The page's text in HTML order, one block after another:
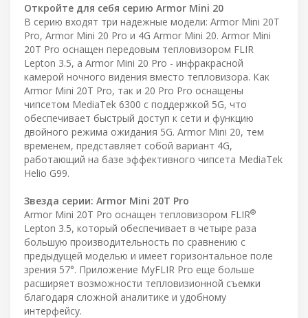
Откройте для себя серию Armor Mini 20
В серию входят три надежные модели: Armor Mini 20T
Pro, Armor Mini 20 Pro и 4G Armor Mini 20. Armor Mini
20T Pro оснащен передовым тепловизором FLIR
Lepton 3.5, а Armor Mini 20 Pro - инфракрасной
камерой ночного видения вместо тепловизора. Как
Armor Mini 20T Pro, так и 20 Pro Pro оснащены
чипсетом MediaTek 6300 с поддержкой 5G, что
обеспечивает быстрый доступ к сети и функцию
двойного режима ожидания 5G. Armor Mini 20, тем
временем, представляет собой вариант 4G,
работающий на базе эффективного чипсета MediaTek
Helio G99.
Звезда серии: Armor Mini 20T Pro
Armor Mini 20T Pro оснащен тепловизором FLIR®
Lepton 3.5, который обеспечивает в четыре раза
большую производительность по сравнению с
предыдущей моделью и имеет горизонтальное поле
зрения 57°. Приложение MyFLIR Pro еще больше
расширяет возможности тепловизионной съемки
благодаря сложной аналитике и удобному
интерфейсу.